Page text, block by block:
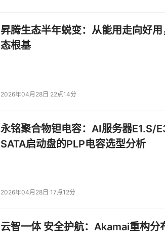
昇腾生态半年蜕变：从能用走向好
态根基
2026年04月28日 22点14分
永铭聚合物钽电容：AI服务器E1.S/
SATA启动盘的PLP电容选型分析
2026年04月28日 17点12分
云智一体 安全护航：Akamai重构分